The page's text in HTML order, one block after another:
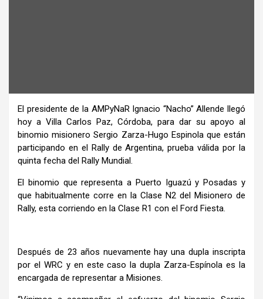
El presidente de la AMPyNaR Ignacio “Nacho” Allende llegó
hoy a Villa Carlos Paz, Córdoba, para dar su apoyo al
binomio misionero Sergio Zarza-Hugo Espinola que están
participando en el Rally de Argentina, prueba válida por la
quinta fecha del Rally Mundial.
El binomio que representa a Puerto Iguazú y Posadas y
que habitualmente corre en la Clase N2 del Misionero de
Rally, esta corriendo en la Clase R1 con el Ford Fiesta.
Después de 23 años nuevamente hay una dupla inscripta
por el WRC y en este caso la dupla Zarza-Espínola es la
encargada de representar a Misiones.